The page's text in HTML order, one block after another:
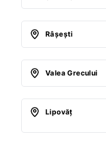
Râşeşti
Valea Grecului
Lipovăţ